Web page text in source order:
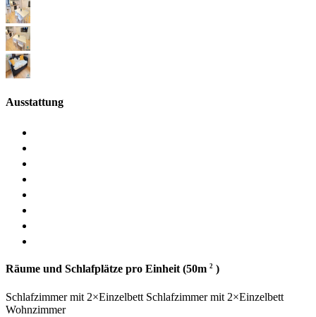
Ausstattung
Räume und Schlafplätze pro Einheit (50m 2 )
Schlafzimmermit 2×Einzelbett Schlafzimmermit 2×Einzelbett
Wohnzimmer